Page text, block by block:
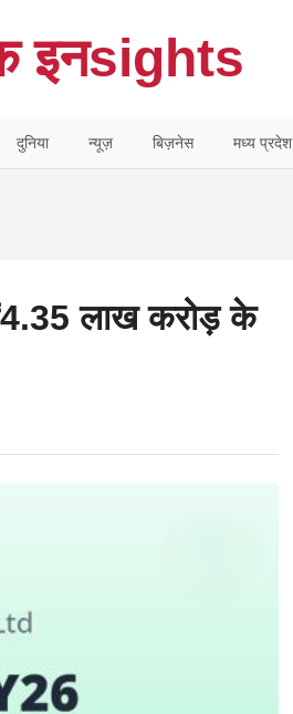
इनsights
दुनिया न्यूज़ बिज़नेस मध्य प्रदेश
लाख करोड़ के